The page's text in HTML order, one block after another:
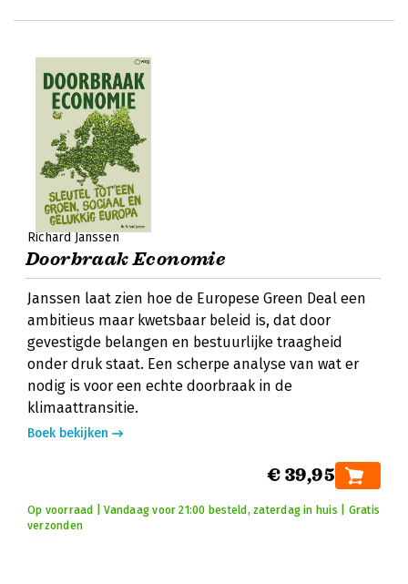
Richard Janssen
Doorbraak Economie
Janssen laat zien hoe de Europese Green Deal een
ambitieus maar kwetsbaar beleid is, dat door
gevestigde belangen en bestuurlijke traagheid
onder druk staat. Een scherpe analyse van wat er
nodig is voor een echte doorbraak in de
klimaattransitie.
Boek bekijken
€ 39,95
Op voorraad | Vandaag voor 21:00 besteld, zaterdag in huis | Gratis
verzonden